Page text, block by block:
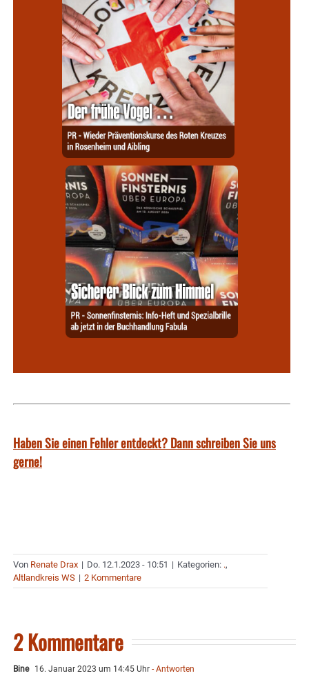
Haben Sie einen Fehler entdeckt? Dann schreiben Sie uns
gerne!
Von Renate Drax | Do. 12.1.2023 - 10:51 | Kategorien: .,
Altlandkreis WS | 2 Kommentare
2 Kommentare
Bine 16. Januar 2023 um 14:45 Uhr - Antworten